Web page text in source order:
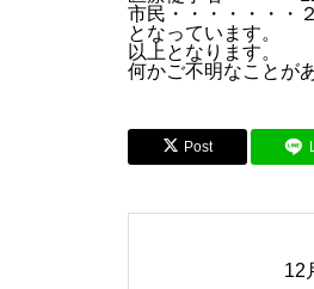
市民・・・・・・・
となっています。
以上となります。
何かご不明なことが
Post
12